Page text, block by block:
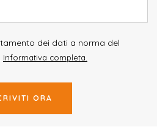
dei dati a norma del
Informativa completa.
ORA